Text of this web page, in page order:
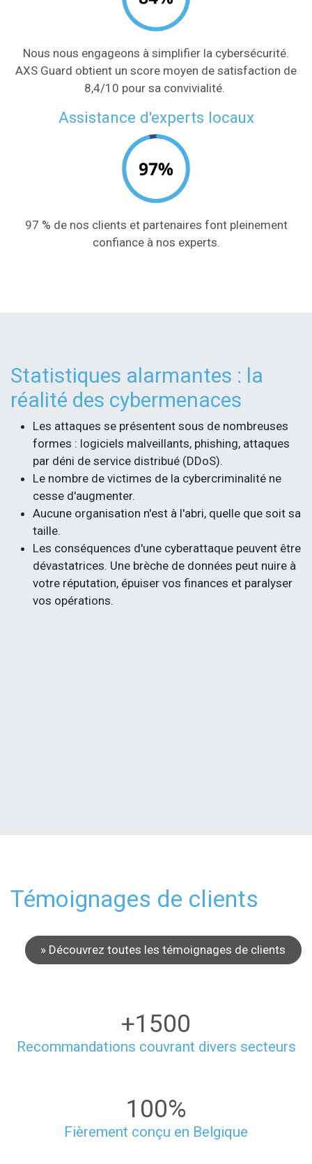
Nous nous engageons à simplifier la cybersécurité.
AXS Guard obtient un score moyen de satisfaction de
8,4/10 pour sa convivialité.
Assistance d'experts locaux
97 % de nos clients et partenaires font pleinement
confiance à nos experts.
Statistiques alarmantes : la
réalité des cybermenaces
Les attaques se présentent sous de nombreuses
formes : logiciels malveillants, phishing, attaques
par déni de service distribué (DDoS).
Le nombre de victimes de la cybercriminalité ne
cesse d'augmenter.
Aucune organisation n'est à l'abri, quelle que soit sa
taille.
Les conséquences d'une cyberattaque peuvent être
dévastatrices. Une brèche de données peut nuire à
votre réputation, épuiser vos finances et paralyser
vos opérations.
Témoignages de clients
» Découvrez toutes les témoignages de clients
+1500
​Recommandations couvrant divers secteurs
100%
Fièrement conçu en Belgique